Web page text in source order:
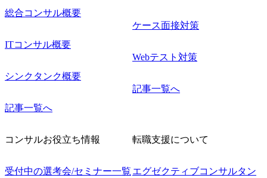
ク分
備支援
営層・
提案
地政学
画、
総合コンサル概要
ITコンサル概要
シンクタンク概要
記事一覧へ
ケース面接対策
Webテスト対策
記事一覧へ
コンサルお役立ち情報
受付中の選考会/セミナー一覧
転職支援について
エグゼクティブコンサルタン